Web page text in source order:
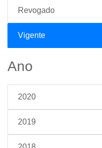
Revogado
Vigente
Ano
2020
2019